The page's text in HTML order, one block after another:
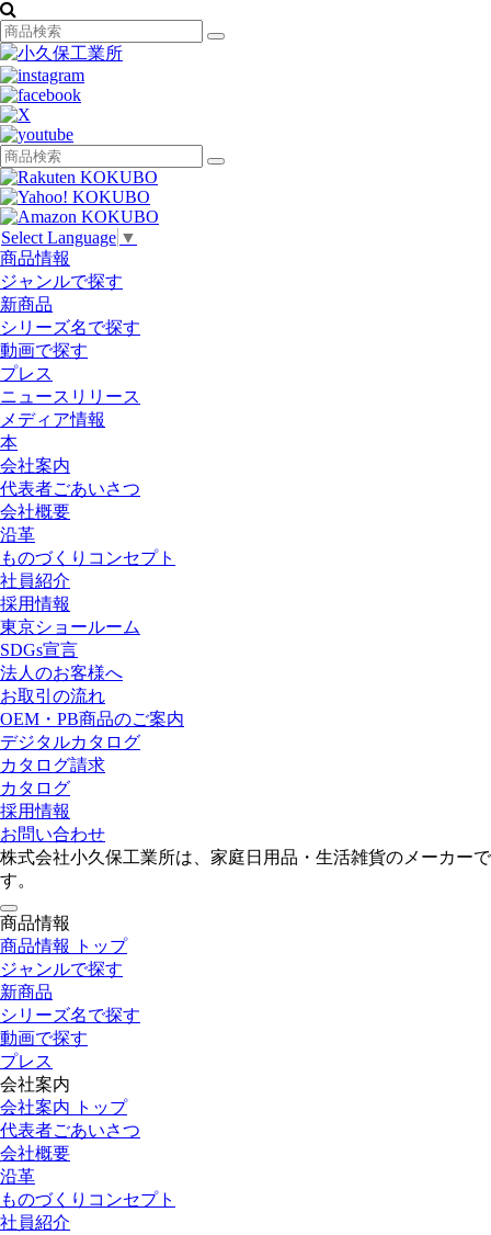
Select Language ▼
商品情報
ジャンルで探す
新商品
シリーズ名で探す
動画で探す
プレス
ニュースリリース
メディア情報
本
会社案内
代表者ごあいさつ
会社概要
沿革
ものづくりコンセプト
社員紹介
採用情報
東京ショールーム
SDGs宣言
法人のお客様へ
お取引の流れ
OEM・PB商品のご案内
デジタルカタログ
カタログ請求
カタログ
採用情報
お問い合わせ
株式会社小久保工業所は、家庭日用品・生活雑貨のメーカーで
す。
toggle
navigation
商品情報
商品情報 トップ
ジャンルで探す
新商品
シリーズ名で探す
動画で探す
プレス
会社案内
会社案内 トップ
代表者ごあいさつ
会社概要
沿革
ものづくりコンセプト
社員紹介